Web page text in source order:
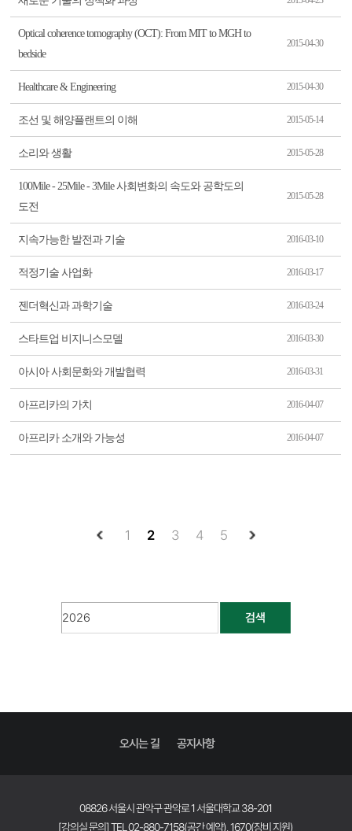
Optical coherence tomography (OCT): From MIT to MGH to
bedside
2015-04-30
Healthcare & Engineering 2015-04-30
조선 및 해양플랜트의 이해 2015-05-14
소리와 생활 2015-05-28
100Mile - 25Mile - 3Mile 사회변화의 속도와 공학도의
도전
2015-05-28
지속가능한 발전과 기술 2016-03-10
적정기술 사업화 2016-03-17
젠더혁신과 과학기술 2016-03-24
스타트업 비지니스모델 2016-03-30
아시아 사회문화와 개발협력 2016-03-31
아프리카의 가치 2016-04-07
아프리카 소개와 가능성 2016-04-07
1 2 3 4 5
검색
오시는 길 공지사항
08826 서울시 관악구 관악로 1 서울대학교 38-201
[강의실 문의] TEL 02-880-7158(공간 예약), 1670(장비 지원)